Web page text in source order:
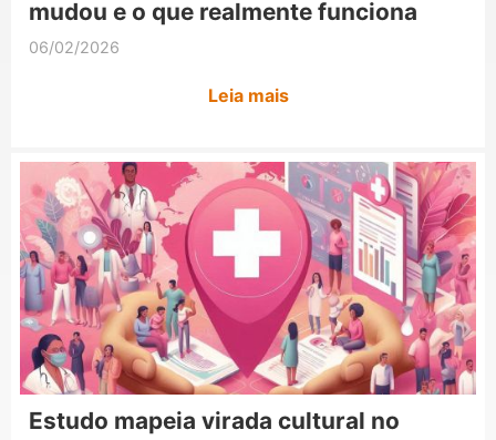
mudou e o que realmente funciona
06/02/2026
Leia mais
Estudo mapeia virada cultural no